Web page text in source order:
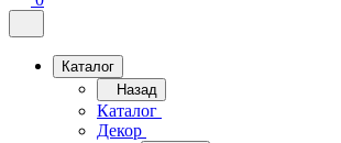
Каталог
Назад
Каталог
Декор